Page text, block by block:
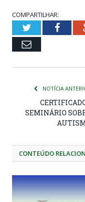
COMPARTILHAR:
Twitter
Email
NOTÍCIA
SEMINÁRIO
CONTEÚDO